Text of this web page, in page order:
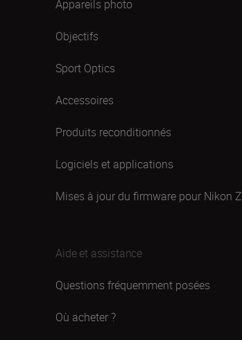
Appareils photo
Objectifs
Sport Optics
Accessoires
Produits reconditionnés
Logiciels et applications
Mises à jour du firmware pour Nikon Z
Aide et assistance
Questions fréquemment posées
Où acheter ?